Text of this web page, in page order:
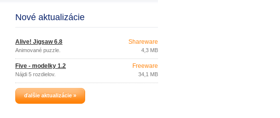
Nové aktualizácie
Alive! Jigsaw 6.8
Animované puzzle.
Shareware
4,3 MB
Five - modelky 1.2
Nájdi 5 rozdielov.
Freeware
34,1 MB
ďalšie aktualizácie »